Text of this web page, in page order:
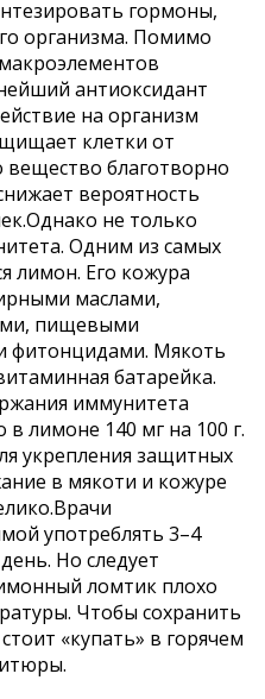
гормоны,
организма. Помимо
антиоксидант
на организм
клетки от
вещество благотворно
вероятность
не только
Одним из самых
лимон. Его кожура
маслами,
пищевыми
фитонцидами. Мякоть
батарейка.
иммунитета
лимоне 140 мг на 100 г.
укрепления защитных
в мякоти и кожуре
употреблять 3–4
Но следует
ломтик плохо
Чтобы сохранить
«купать» в горячем